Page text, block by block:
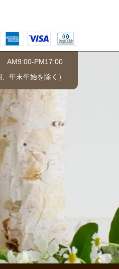
AM9:00-PM17:00
年末年始を除く）